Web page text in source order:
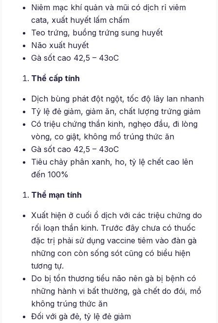
Niêm mạc khí quản và mũi có dịch rỉ viêm
cata, xuất huyết lấm chấm
Teo trứng, buồng trứng sung huyết
Não xuất huyết
Gà sốt cao 42,5 – 43oC
Thể cấp tính
Dịch bùng phát đột ngột, tốc độ lây lan nhanh
Tỷ lệ đẻ giảm, giảm ăn, chất lượng trứng giảm
Có triệu chứng thần kinh, nghẹo đầu, đi lòng
vòng, co giật, không mổ trúng thức ăn
Gà sốt cao 42,5 – 43oC
Tiêu chảy phân xanh, ho, tỷ lệ chết cao lên
đến 100%
Thể mạn tính
Xuất hiện ở cuối ổ dịch với các triệu chứng do
rối loạn thần kinh. Trước đây chưa có thuốc
đặc trị phải sử dụng vaccine tiêm vào đàn gà
những con còn sống sót cũng có biểu hiện
tương tự.
Do bị tổn thương tiểu não nên gà bị bệnh có
những hành vi bất thường, gà chết do đói, mổ
không trúng thức ăn
Đối với gà đẻ, tỷ lệ đẻ giảm